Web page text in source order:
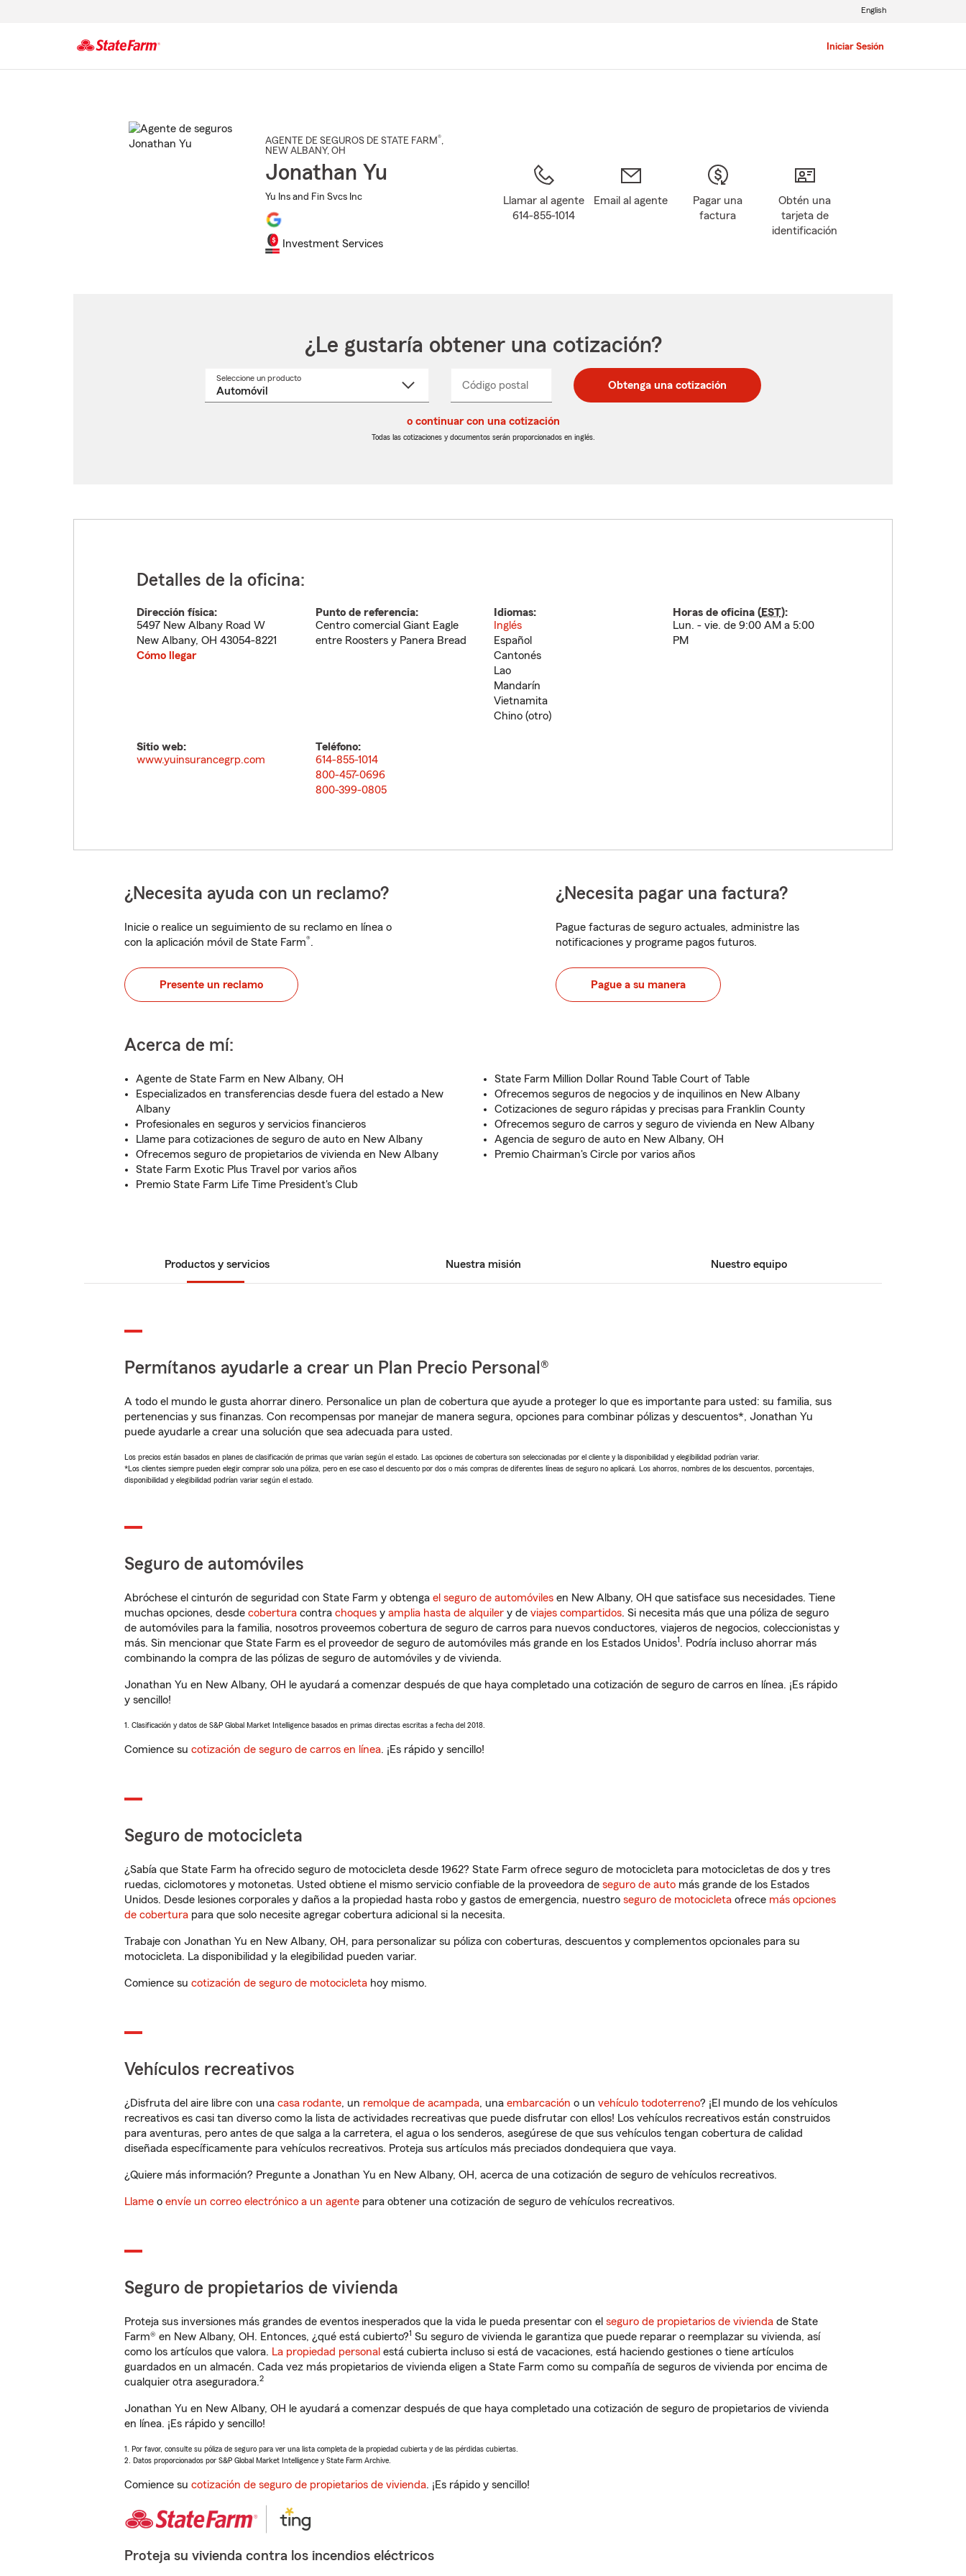
Iniciar Sesión
English
AGENTE DE SEGUROS DE STATE FARM®,
NEW ALBANY, OH
Jonathan Yu
Yu Ins and Fin Svcs Inc
Investment Services
Llamar al agente
614-855-1014
Email al agente
Pagar una
factura
Obtén una
tarjeta de
identificación
¿Le gustaría obtener una cotización?
Seleccione un productoSeleccione
Código postal
postal
de
postal
de
_____ Obtenga una cotización
o continuar con una cotización
Todas las cotizaciones y documentos serán proporcionados en inglés.
Detalles de la oficina:
Dirección física:
5497 New Albany Road W
New Albany, OH 43054-8221
Cómo llegar
Punto de referencia:
Centro comercial Giant Eagle
entre Roosters y Panera Bread
Idiomas:
Inglés
Español
Cantonés
Lao
Mandarín
Vietnamita
Chino (otro)
Horas de oficina (EST):
Lun. - vie. de 9:00 AM a 5:00
PM
Sitio web:
www.yuinsurancegrp.com
Teléfono:
614-855-1014
800-457-0696
800-399-0805
¿Necesita ayuda con un reclamo?
Inicie o realice un seguimiento de su reclamo en línea o
con la aplicación móvil de State Farm®.
Presente un reclamo
¿Necesita pagar una factura?
Pague facturas de seguro actuales, administre las
notificaciones y programe pagos futuros.
Pague a su manera
Acerca de mí:
Agente de State Farm en New Albany, OH
Especializados en transferencias desde fuera del estado a New
Albany
Profesionales en seguros y servicios financieros
Llame para cotizaciones de seguro de auto en New Albany
Ofrecemos seguro de propietarios de vivienda en New Albany
State Farm Exotic Plus Travel por varios años
Premio State Farm Life Time President's Club
State Farm Million Dollar Round Table Court of Table
Ofrecemos seguros de negocios y de inquilinos en New Albany
Cotizaciones de seguro rápidas y precisas para Franklin County
Ofrecemos seguro de carros y seguro de vivienda en New Albany
Agencia de seguro de auto en New Albany, OH
Premio Chairman's Circle por varios años
Productos y servicios Nuestra misión Nuestro equipo
Permítanos ayudarle a crear un Plan Precio Personal®
A todo el mundo le gusta ahorrar dinero. Personalice un plan de cobertura que ayude a proteger lo que es importante para usted: su familia, sus
pertenencias y sus finanzas. Con recompensas por manejar de manera segura, opciones para combinar pólizas y descuentos*, Jonathan Yu
puede ayudarle a crear una solución que sea adecuada para usted.
Los precios están basados en planes de clasificación de primas que varían según el estado. Las opciones de cobertura son seleccionadas por el cliente y la disponibilidad y elegibilidad podrían variar.
*Los clientes siempre pueden elegir comprar solo una póliza, pero en ese caso el descuento por dos o más compras de diferentes líneas de seguro no aplicará. Los ahorros, nombres de los descuentos, porcentajes,
disponibilidad y elegibilidad podrían variar según el estado.
Seguro de automóviles
Abróchese el cinturón de seguridad con State Farm y obtenga el seguro de automóviles en New Albany, OH que satisface sus necesidades. Tiene
muchas opciones, desde cobertura contra choques y amplia hasta de alquiler y de viajes compartidos. Si necesita más que una póliza de seguro
de automóviles para la familia, nosotros proveemos cobertura de seguro de carros para nuevos conductores, viajeros de negocios, coleccionistas y
más. Sin mencionar que State Farm es el proveedor de seguro de automóviles más grande en los Estados Unidos1. Podría incluso ahorrar más
combinando la compra de las pólizas de seguro de automóviles y de vivienda.
Jonathan Yu en New Albany, OH le ayudará a comenzar después de que haya completado una cotización de seguro de carros en línea. ¡Es rápido
y sencillo!
1. Clasificación y datos de S&P Global Market Intelligence basados en primas directas escritas a fecha del 2018.
Comience su cotización de seguro de carros en línea. ¡Es rápido y sencillo!
Seguro de motocicleta
¿Sabía que State Farm ha ofrecido seguro de motocicleta desde 1962? State Farm ofrece seguro de motocicleta para motocicletas de dos y tres
ruedas, ciclomotores y motonetas. Usted obtiene el mismo servicio confiable de la proveedora de seguro de auto más grande de los Estados
Unidos. Desde lesiones corporales y daños a la propiedad hasta robo y gastos de emergencia, nuestro seguro de motocicleta ofrece más opciones
de cobertura para que solo necesite agregar cobertura adicional si la necesita.
Trabaje con Jonathan Yu en New Albany, OH, para personalizar su póliza con coberturas, descuentos y complementos opcionales para su
motocicleta. La disponibilidad y la elegibilidad pueden variar.
Comience su cotización de seguro de motocicleta hoy mismo.
Vehículos recreativos
¿Disfruta del aire libre con una casa rodante, un remolque de acampada, una embarcación o un vehículo todoterreno? ¡El mundo de los vehículos
recreativos es casi tan diverso como la lista de actividades recreativas que puede disfrutar con ellos! Los vehículos recreativos están construidos
para aventuras, pero antes de que salga a la carretera, el agua o los senderos, asegúrese de que sus vehículos tengan cobertura de calidad
diseñada específicamente para vehículos recreativos. Proteja sus artículos más preciados dondequiera que vaya.
¿Quiere más información? Pregunte a Jonathan Yu en New Albany, OH, acerca de una cotización de seguro de vehículos recreativos.
Llame o envíe un correo electrónico a un agente para obtener una cotización de seguro de vehículos recreativos.
Seguro de propietarios de vivienda
Proteja sus inversiones más grandes de eventos inesperados que la vida le pueda presentar con el seguro de propietarios de vivienda de State
Farm® en New Albany, OH. Entonces, ¿qué está cubierto?1 Su seguro de vivienda le garantiza que puede reparar o reemplazar su vivienda, así
como los artículos que valora. La propiedad personal está cubierta incluso si está de vacaciones, está haciendo gestiones o tiene artículos
guardados en un almacén. Cada vez más propietarios de vivienda eligen a State Farm como su compañía de seguros de vivienda por encima de
cualquier otra aseguradora.2
Jonathan Yu en New Albany, OH le ayudará a comenzar después de que haya completado una cotización de seguro de propietarios de vivienda
en línea. ¡Es rápido y sencillo!
1. Por favor, consulte su póliza de seguro para ver una lista completa de la propiedad cubierta y de las pérdidas cubiertas.
2. Datos proporcionados por S&P Global Market Intelligence y State Farm Archive.
Comience su cotización de seguro de propietarios de vivienda. ¡Es rápido y sencillo!
Proteja su vivienda contra los incendios eléctricos